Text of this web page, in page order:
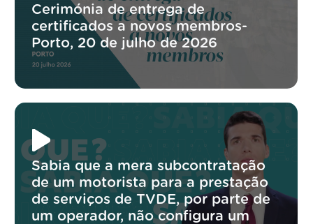
Cerimónia de entrega de
certificados a novos membros-
Porto, 20 de julho de 2026
Sabia que a mera subcontratação
de um motorista para a prestação
de serviços de TVDE, por parte de
um operador, não configura um